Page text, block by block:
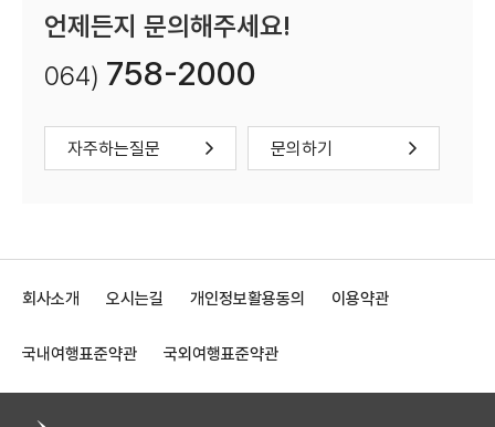
언제든지 문의해주세요!
064) 758-2000
자주하는질문 문의하기
회사소개 오시는길 개인정보활용동의 이용약관
국내여행표준약관 국외여행표준약관